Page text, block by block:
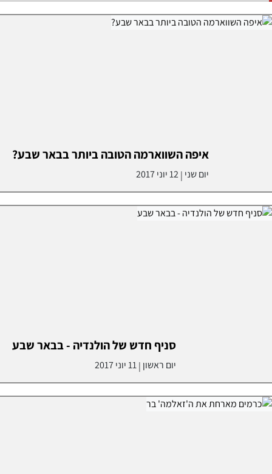
איפה השווארמה הטובה ביותר בבאר שבע?
יום שני |12 יוני 2017
סניף חדש של הולנדיה - בבאר שבע
יום ראשון |11 יוני 2017